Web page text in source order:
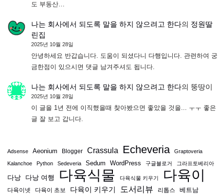
도 부동산…
나는 회사에서 되도록 말을 하지 않으려고 한다의 정원딸
린집
2025년 10월 28일
안녕하세요 반갑습니다. 도움이 되셨다니 다행입니다. 관련하여 궁
금한점이 있으시면 댓글 남겨주셔도 됩니다.
나는 회사에서 되도록 말을 하지 않으려고 한다의 뚱땅이
2025년 10월 28일
이 글을 1년 전에 이직했을때 찾아봤으면 좋았을 것을... ㅜㅜ 좋은
글 잘 보고 갑니다.
Adsense Aeonium Blogger Crassula Echeveria Graptoveria
Kalanchoe Python Sedeveria Sedum WordPress 구글블로거 그라프토베리아
다낭 다낭 여행 다육식물 다육식물 키우기 다육이
다육이넷 다육이 초보 다육이 키우기 도서리뷰 리톱스 베트남